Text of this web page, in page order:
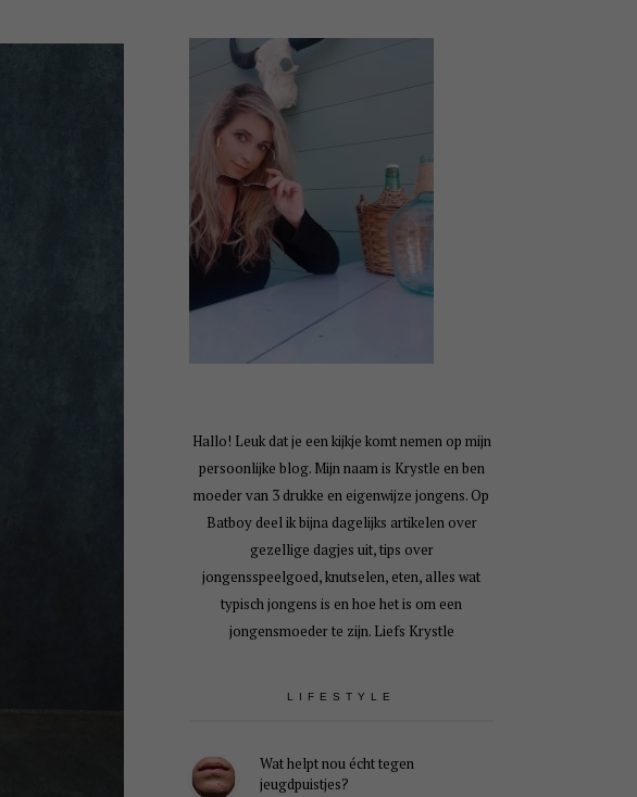
Hallo! Leuk dat je een kijkje komt nemen op mijn
persoonlijke blog. Mijn naam is Krystle en ben
moeder van 3 drukke en eigenwijze jongens. Op
Batboy deel ik bijna dagelijks artikelen over
gezellige dagjes uit, tips over
jongensspeelgoed, knutselen, eten, alles wat
typisch jongens is en hoe het is om een
jongensmoeder te zijn. Liefs Krystle
LIFESTYLE
Wat helpt nou écht tegen
jeugdpuistjes?